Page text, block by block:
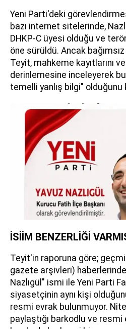
Yeni Parti'deki
bazı internet sitelerinde,
DHKP-C üyesi olduğu ve
öne sürüldü. Ancak
Teyit, mahkeme kayıtlarını
derinlemesine inceleyerek
temelli yanlış bilgi"
İSİİM BENZERLİĞİ
Teyit'in raporuna göre;
gazete arşivleri)
Nazlıgül" ismi ile Yeni Parti
siyasetçinin aynı kişi
resmi evrak bulunmuyor.
paylaştığı barkodlu ve